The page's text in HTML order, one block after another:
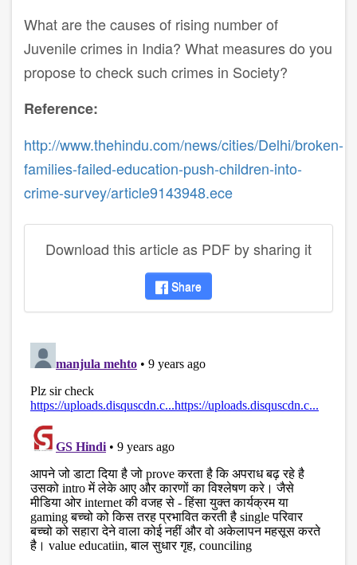
What are the causes of rising number of
Juvenile crimes in India? What measures do you
propose to check such crimes in Society?
Reference:
http://www.thehindu.com/news/cities/Delhi/broken-
families-failed-education-push-children-into-
crime-survey/article9143948.ece
Download this article as PDF by sharing it
Share